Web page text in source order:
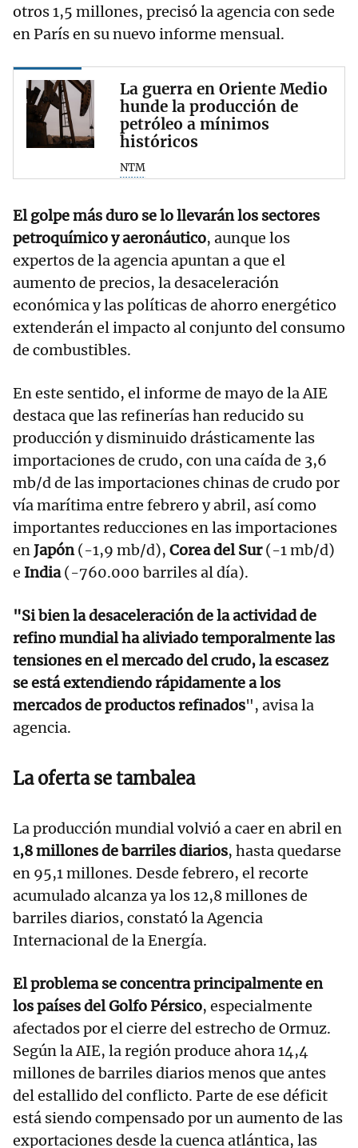
otros 1,5 millones, precisó la agencia con sede
en París en su nuevo informe mensual.
La guerra en Oriente Medio
hunde la producción de
petróleo a mínimos
históricos
NTM
El golpe más duro se lo llevarán los sectores
petroquímico y aeronáutico, aunque los
expertos de la agencia apuntan a que el
aumento de precios, la desaceleración
económica y las políticas de ahorro energético
extenderán el impacto al conjunto del consumo
de combustibles.
En este sentido, el informe de mayo de la AIE
destaca que las refinerías han reducido su
producción y disminuido drásticamente las
importaciones de crudo, con una caída de 3,6
mb/d de las importaciones chinas de crudo por
vía marítima entre febrero y abril, así como
importantes reducciones en las importaciones
enJapón(-1,9 mb/d), Corea del Sur(-1 mb/d)
e India(-760.000 barriles al día).
"Si bien la desaceleración de la actividad de
refino mundial ha aliviado temporalmente las
tensiones en el mercado del crudo, la escasez
se está extendiendo rápidamente a los
mercados de productos refinados", avisa la
agencia.
La oferta se tambalea
La producción mundial volvió a caer en abril en
1,8 millones de barriles diarios, hasta quedarse
en 95,1 millones. Desde febrero, el recorte
acumulado alcanza ya los 12,8 millones de
barriles diarios, constató la Agencia
Internacional de la Energía.
El problema se concentra principalmente en
los países del Golfo Pérsico, especialmente
afectados por el cierre del estrecho de Ormuz.
Según la AIE, la región produce ahora 14,4
millones de barriles diarios menos que antes
del estallido del conflicto. Parte de ese déficit
está siendo compensado por un aumento de las
exportaciones desde la cuenca atlántica, las